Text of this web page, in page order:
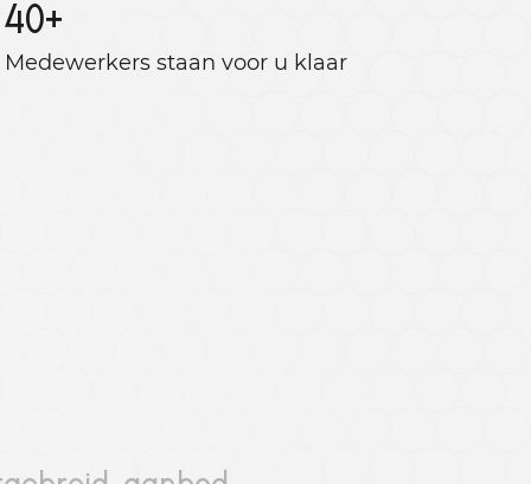
40+
Medewerkers staan ​​voor u klaar